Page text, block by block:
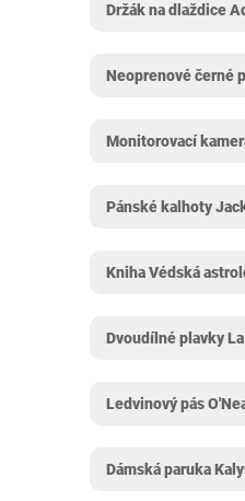
Držák na dlaždice
Neoprenové černé
Monitorovací
Pánské kalhoty
Kniha Védská
Dvoudílné plavky
Ledvinový pás
Dámská paruka